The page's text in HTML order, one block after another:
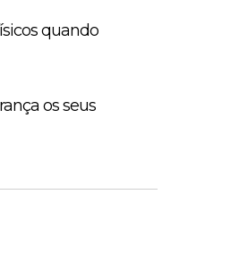
quando
os seus